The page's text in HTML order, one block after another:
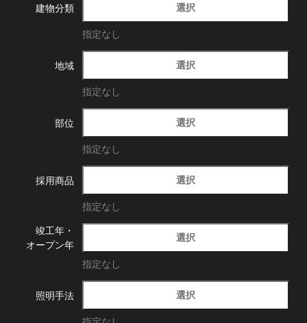
建物分類 選択
指定なし
地域 選択
指定なし
部位 選択
指定なし
採用商品 選択
指定なし
竣工年・
オープン年
選択
指定なし
照明手法 選択